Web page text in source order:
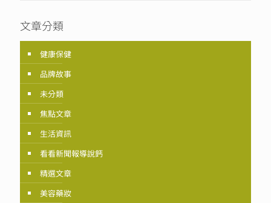
文章分類
健康保健
品牌故事
未分類
焦點文章
生活資訊
看看新聞報導說鈣
精選文章
美容藥妝